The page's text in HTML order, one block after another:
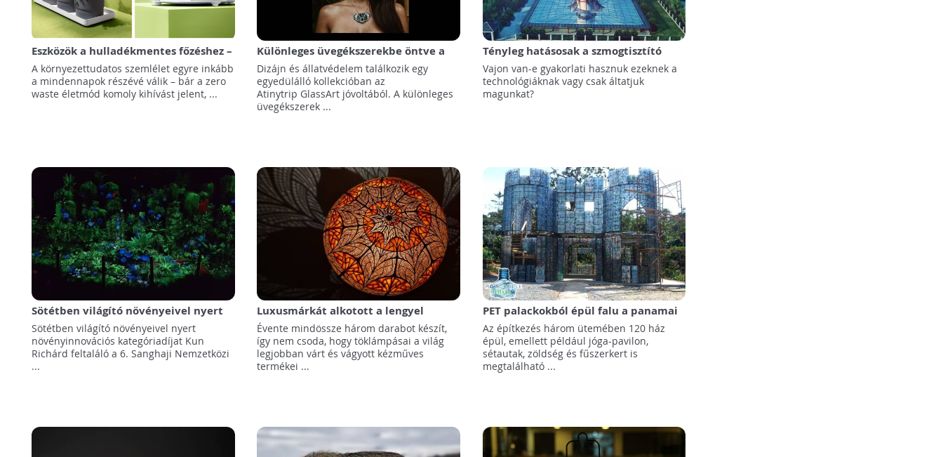
Eszközök a hulladékmentes főzéshez –
a Tchibo webáruház heti ajánlatából
válogattunk
A környezettudatos szemlélet egyre inkább
a mindennapok részévé válik – bár a zero
waste életmód komoly kihívást jelent, ...
Különleges üvegékszerekbe öntve a
veszélyben lévő vadvilág
Dizájn és állatvédelem találkozik egy
egyedülálló kollekcióban az
Atinytrip GlassArt jóvoltából. A különleges
üvegékszerek ...
Tényleg hatásosak a szmogtisztító
eszközök?
Vajon van-e gyakorlati hasznuk ezeknek a
technológiáknak vagy csak áltatjuk
magunkat?
Sötétben világító növényeivel nyert
innovációs díjat egy magyar feltaláló
Kínában
Sötétben világító növényeivel nyert
növényinnovációs kategóriadíjat Kun
Richárd feltaláló a 6. Sanghaji Nemzetközi
...
Luxusmárkát alkotott a lengyel
mérnökhallgató: kézi faragással
készülő “Calabarte” lopótöklámpái
egyedülállóak és igen értékesek
Évente mindössze három darabot készít,
így nem csoda, hogy töklámpásai a világ
legjobban várt és vágyott kézműves
termékei ...
PET palackokból épül falu a panamai
őserdőben
Az építkezés három ütemében 120 ház
épül, emellett például jóga-pavilon,
sétautak, zöldség és fűszerkert is
megtalálható ...